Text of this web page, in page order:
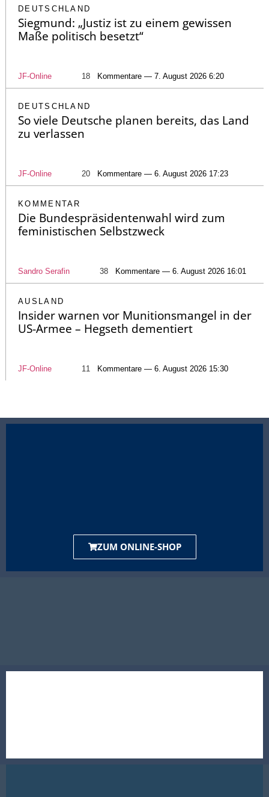
DEUTSCHLAND
Siegmund: „Justiz ist zu einem gewissen
Maße politisch besetzt“
JF-Online 18 Kommentare — 7. August 2026 6:20
DEUTSCHLAND
So viele Deutsche planen bereits, das Land
zu verlassen
JF-Online 20 Kommentare — 6. August 2026 17:23
KOMMENTAR
Die Bundespräsidentenwahl wird zum
feministischen Selbstzweck
Sandro Serafin 38 Kommentare — 6. August 2026 16:01
AUSLAND
Insider warnen vor Munitionsmangel in der
US-Armee – Hegseth dementiert
JF-Online 11 Kommentare — 6. August 2026 15:30
ZUM ONLINE-SHOP